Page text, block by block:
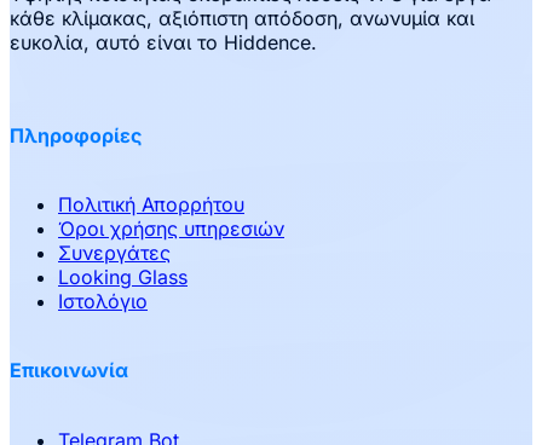
κάθε κλίμακας, αξιόπιστη απόδοση, ανωνυμία και
ευκολία, αυτό είναι το Hiddence.
Πληροφορίες
Πολιτική Απορρήτου
Όροι χρήσης υπηρεσιών
Συνεργάτες
Looking Glass
Ιστολόγιο
Επικοινωνία
Telegram Bot